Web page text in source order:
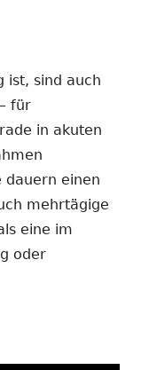
ist, sind auch
für
in akuten
dauern einen
mehrtägige
eine im
oder